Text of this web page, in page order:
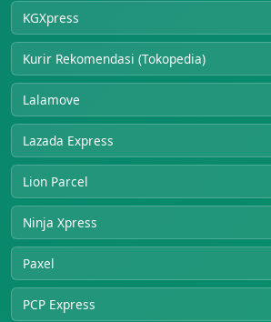
KGXpress
Kurir Rekomendasi (Tokopedia)
Lalamove
Lazada Express
Lion Parcel
Ninja Xpress
Paxel
PCP Express